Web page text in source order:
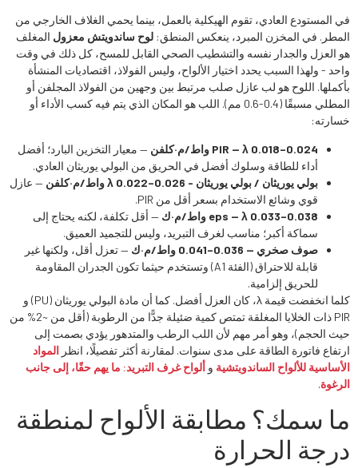
في المستودع العادي، تقوم الهيكلية بالعمل، بينما يحمي الغلاف الخارجي من
المطر. في المخزن المبرد، ينعكس المنطق: لوح ساندويتش معزول المغلف
هو العزل والجدار نفسه والتشطيب الصحي القابل للمسح، كل ذلك في وقت
واحد - ولهذا السبب يحدد اختيار الألواح، وليس الفولاذ، اقتصاديات المنشأة
بأكملها. اللوح هو لب عازل صلب مرتبط بين وجهين من الفولاذ المجلفن أو
المطلي مسبقًا (0.4-0.6 مم). اللب هو المكان الذي يتم فيه كسب الأداء أو
خسارته:
PIR — λ 0.018–0.024 واط/م·كلفن
— معيار التخزين البارد؛ أفضل
أداء للطاقة وسلوك أفضل في الحريق من البولي يوريثان العادي.
بولي يوريثان / بولي يوريثان - λ 0.022–0.026 واط/م·كلفن
— عازل
قوي وشائع الاستخدام بسعر أقل من PIR.
eps — λ 0.033–0.038 واط/م·ك
— أقل تكلفة، لكنه يحتاج إلى
سماكة أكبر؛ مناسب لغرف التبريد، وليس للتجميد العميق.
صوف صخري — 0.036–0.041 واط/م·ك
— تعزل أقل، ولكنها غير
قابلة للاحتراق (الفئة A1) وتستخدم حيثما تكون الجدران المقاومة
للحريق إلزامية.
كلما انخفضت قيمة λ، كان العزل أفضل. كما أن مادة البولي يوريثان (PU) و
PIR ذات الخلايا المغلقة تمتص كمية ضئيلة جدًّا من الرطوبة (أقل من ~2% من
حيث الحجم)، وهو أمر مهم لأن اللب الرطب والمتدهور يؤدي بصمت إلى
ارتفاع فاتورة الطاقة على مدى سنوات. لمقارنة أكثر تفصيلًا، انظر المواد
الأساسية للألواح الساندويتشية و ألواح غرف التبريد: ما يهم حقًا، إلى جانب
الرغوة.
ما سمك؟ مطابقة الألواح لمنطقة
درجة الحرارة